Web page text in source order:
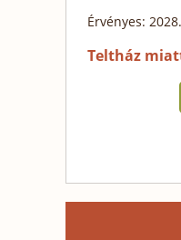
Érvényes:
Teltház